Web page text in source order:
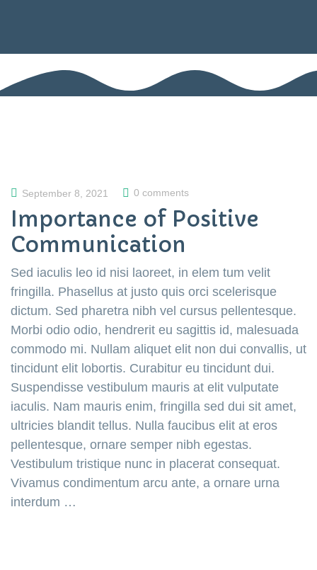
September 8, 2021 0 comments
Importance of Positive
Communication
Sed iaculis leo id nisi laoreet, in elem tum velit
fringilla. Phasellus at justo quis orci scelerisque
dictum. Sed pharetra nibh vel cursus pellentesque.
Morbi odio odio, hendrerit eu sagittis id, malesuada
commodo mi. Nullam aliquet elit non dui convallis, ut
tincidunt elit lobortis. Curabitur eu tincidunt dui.
Suspendisse vestibulum mauris at elit vulputate
iaculis. Nam mauris enim, fringilla sed dui sit amet,
ultricies blandit tellus. Nulla faucibus elit at eros
pellentesque, ornare semper nibh egestas.
Vestibulum tristique nunc in placerat consequat.
Vivamus condimentum arcu ante, a ornare urna
interdum …